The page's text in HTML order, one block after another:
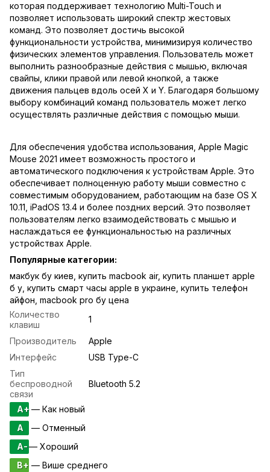
которая поддерживает технологию Multi-Touch и
позволяет использовать широкий спектр жестовых
команд. Это позволяет достичь высокой
функциональности устройства, минимизируя количество
физических элементов управления. Пользователь может
выполнить разнообразные действия с мышью, включая
свайпы, клики правой или левой кнопкой, а также
движения пальцев вдоль осей X и Y. Благодаря большому
выбору комбинаций команд пользователь может легко
осуществлять различные действия с помощью мыши.
Для обеспечения удобства использования, Apple Magic
Mouse 2021 имеет возможность простого и
автоматического подключения к устройствам Apple. Это
обеспечивает полноценную работу мыши совместно с
совместимым оборудованием, работающим на базе OS X
10.11, iPadOS 13.4 и более поздних версий. Это позволяет
пользователям легко взаимодействовать с мышью и
наслаждаться ее функциональностью на различных
устройствах Apple.
Популярные категории:
макбук бу киев купить macbook air, купить планшет apple
б у купить смарт часы apple в украине купить телефон
айфон macbook pro бу цена
Количество
клавиш
1
Производитель
Apple
Интерфейс
USB Type-C
Тип
беспроводной
связи
Bluetooth 5.2
A+— Как новый
A
— Отменный
A-— Хороший
B+ — Више среднего